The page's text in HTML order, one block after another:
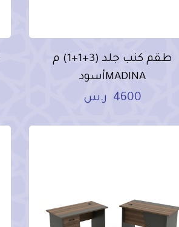
طقم كنب جلد (3+1+1) م
MADINAأسود
4600 ر.س